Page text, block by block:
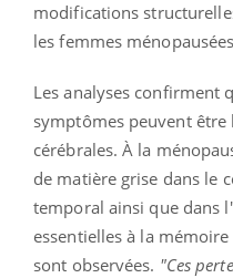
modifications
les femmes
Les analyses confirment
symptômes peuvent
cérébrales. À la
de matière grise dans le
temporal ainsi que dans
essentielles à la
sont observées. "Ces